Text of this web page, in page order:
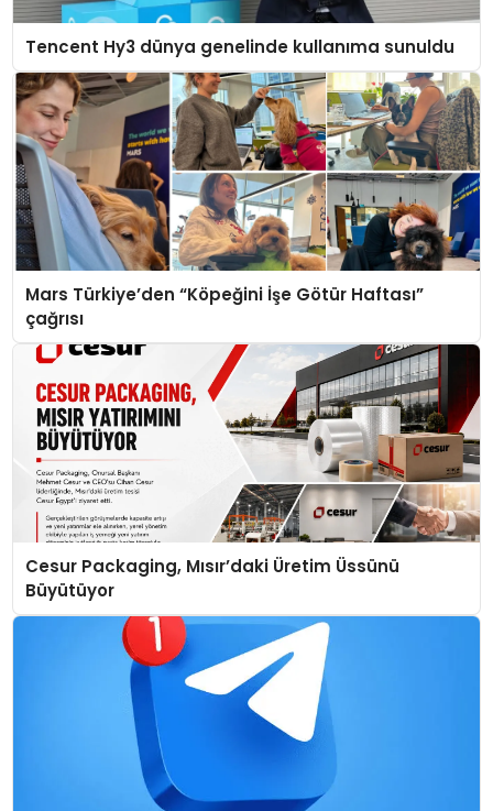
Tencent Hy3 dünya genelinde kullanıma sunuldu
Mars Türkiye’den “Köpeğini İşe Götür Haftası”
çağrısı
Cesur Packaging, Mısır’daki Üretim Üssünü
Büyütüyor